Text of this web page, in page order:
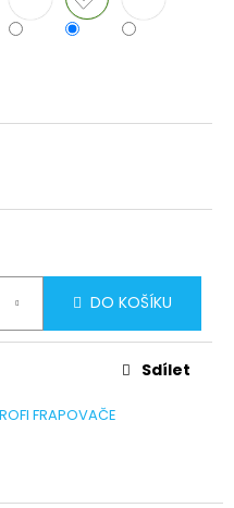
DO KOŠÍKU
FRAPOVAČE
Sdílet